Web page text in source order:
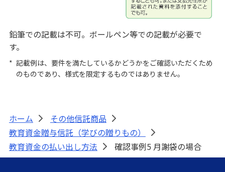
アパートローン
不動産
仲介・コンサルティング
みずほ信託銀行について
鉛筆での記載は不可。ボールペン等での記載が必要で
す。
* 記載例は、要件を満たしているかどうかをご確認いただくため
のものであり、様式を限定するものではありません。
ホーム > その他信託商品
>
教育資金贈与信託（学びの贈りもの）
>
教育資金の払い出し方法
> 確認事例5 月謝袋の場合